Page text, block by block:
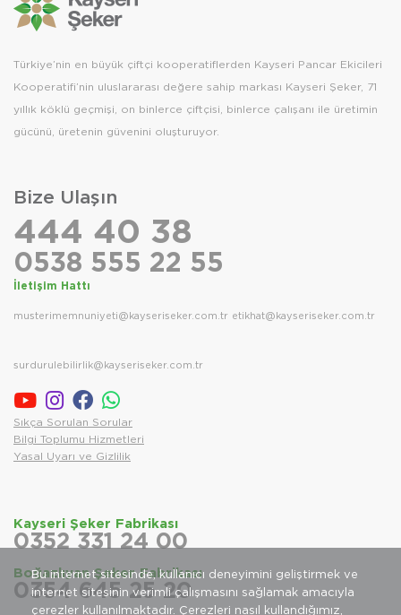
Bu internet sitesinde, kullanıcı deneyimini geliştirmek ve
internet sitesinin verimli çalışmasını sağlamak amacıyla
çerezler kullanılmaktadır. Çerezleri nasıl kullandığımız,
Türkiye’nin en büyük çiftçi kooperatiflerden Kayseri Pancar Ekicileri
Kooperatifi’nin uluslararası değere sahip markası Kayseri Şeker, 71
yıllık köklü geçmişi, on binlerce çiftçisi, binlerce çalışanı ile üretimin
gücünü, üretenin güvenini oluşturuyor.
Bize Ulaşın
444 40 38
0538 555 22 55
İletişim Hattı
musterimemnuniyeti@kayseriseker.com.tr etikhat@kayseriseker.com.tr
surdurulebilirlik@kayseriseker.com.tr
Sıkça Sorulan Sorular
Bilgi Toplumu Hizmetleri
Yasal Uyarı ve Gizlilik
Kayseri Şeker Fabrikası
0352 331 24 00
Boğazlıyan Şeker Fabrikası
0354 645 25 20